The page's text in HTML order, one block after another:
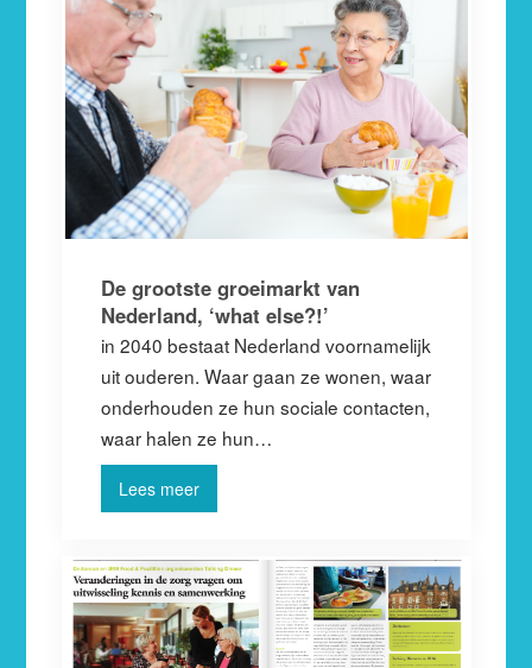
De grootste groeimarkt van
Nederland, ‘what else?!’
in 2040 bestaat Nederland voornamelijk
uit ouderen. Waar gaan ze wonen, waar
onderhouden ze hun sociale contacten,
waar halen ze hun…
Lees meer